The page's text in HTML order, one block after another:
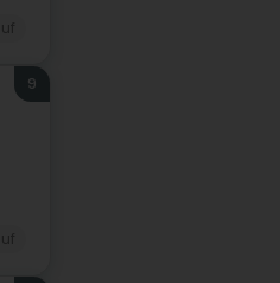
9